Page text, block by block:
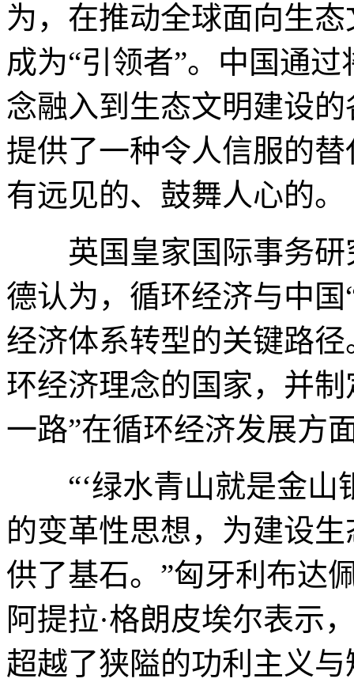
为，在推动全球面向生
成为“引领者”。中国通
念融入到生态文明建设
提供了一种令人信服的
有远见的、鼓舞人心的。
英国皇家国际事务研
德认为，循环经济与中
经济体系转型的关键路
环经济理念的国家，并
一路”在循环经济发展方
“‘绿水青山就是金山
的变革性思想，为建设
供了基石。”匈牙利布达
阿提拉·格朗皮埃尔表示
超越了狭隘的功利主义